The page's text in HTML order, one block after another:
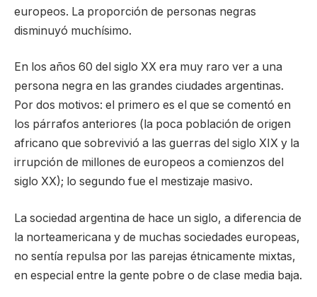
europeos. La proporción de personas negras
disminuyó muchísimo.
En los años 60 del siglo XX era muy raro ver a una
persona negra en las grandes ciudades argentinas.
Por dos motivos: el primero es el que se comentó en
los párrafos anteriores (la poca población de origen
africano que sobrevivió a las guerras del siglo XIX y la
irrupción de millones de europeos a comienzos del
siglo XX); lo segundo fue el mestizaje masivo.
La sociedad argentina de hace un siglo, a diferencia de
la norteamericana y de muchas sociedades europeas,
no sentía repulsa por las parejas étnicamente mixtas,
en especial entre la gente pobre o de clase media baja.